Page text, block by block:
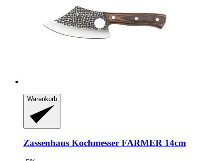
Warenkorb
Zassenhaus Kochmesser FARMER 14cm